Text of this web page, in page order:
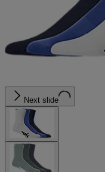
Next slide